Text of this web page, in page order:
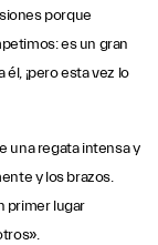
porque
es un gran
¡pero esta vez lo
una regata intensa y
y los brazos.
primer lugar